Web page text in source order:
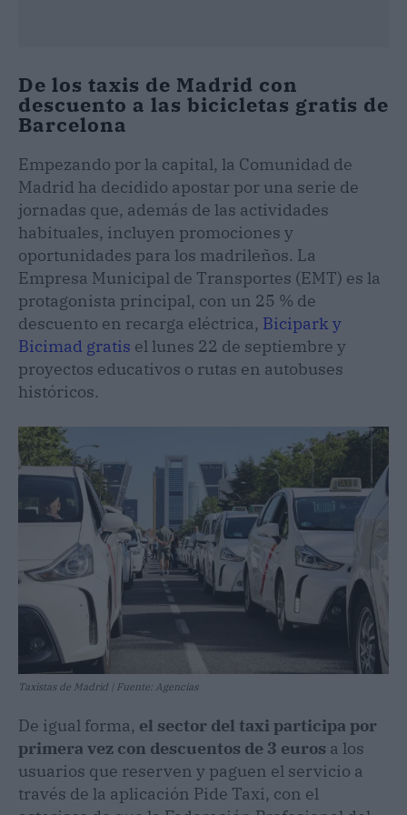
De los taxis de Madrid con
descuento a las bicicletas gratis de
Barcelona
Empezando por la capital, la Comunidad de
Madrid ha decidido apostar por una serie de
jornadas que, además de las actividades
habituales, incluyen promociones y
oportunidades para los madrileños. La
Empresa Municipal de Transportes (EMT) es la
protagonista principal, con un 25 % de
descuento en recarga eléctrica, Bicipark y
Bicimad gratis el lunes 22 de septiembre y
proyectos educativos o rutas en autobuses
históricos.
Taxistas de Madrid | Fuente: Agencias
De igual forma, el sector del taxi participa por
primera vez con descuentos de 3 euros a los
usuarios que reserven y paguen el servicio a
través de la aplicación Pide Taxi, con el